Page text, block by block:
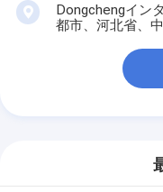
Dongchengイン
都市、河北省、